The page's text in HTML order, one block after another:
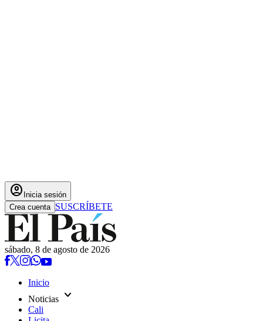
account_circle Inicia sesión
Crea cuenta SUSCRÍBETE
sábado, 8 de agosto de 2026
Inicio
Noticias expand_more
Cali